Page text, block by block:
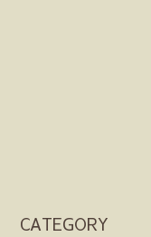
CATEGORY